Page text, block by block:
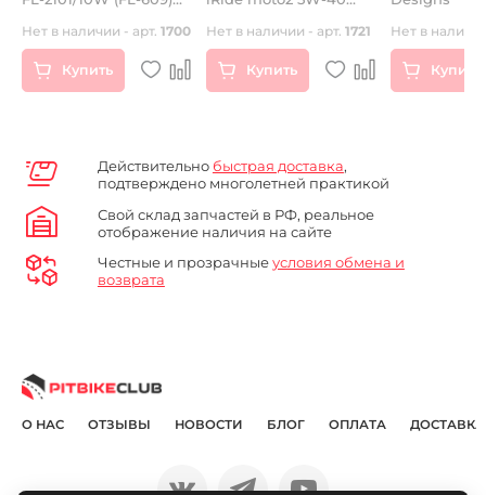
Нет в наличии - арт. 1700
Купить
Нет в наличии - арт. 1721
Купить
Нет в
Купить
Действительно быстрая доставка,
подтверждено многолетней практикой
Свой склад запчастей в РФ, реальное
отображение наличия на сайте
Честные и прозрачныеусловия обмена и
возврата
О НАС ОТЗЫВЫ НОВОСТИ БЛОГ ОПЛАТА ДОСТАВКА